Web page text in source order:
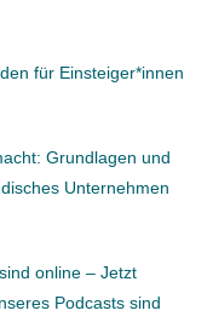
für Einsteiger*innen
Grundlagen und
Unternehmen
online – Jetzt
Podcasts sind